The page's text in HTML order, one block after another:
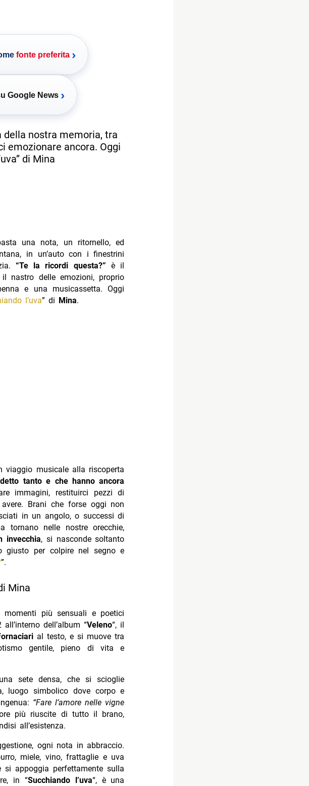
fonte preferita ›
Google News ›
della nostra memoria, tra
emozionare ancora. Oggi
di Mina
una nota, un ritornello, ed
in un’auto con i finestrini
“Te la ricordi questa?” è il
nastro delle emozioni, proprio
e una musicassetta. Oggi
l’uva” di Mina.
viaggio musicale alla riscoperta
tanto e che hanno ancora
immagini, restituirci pezzi di
Brani che forse oggi non
in un angolo, o successi di
nelle nostre orecchie,
invecchia, si nasconde soltanto
giusto per colpire nel segno e
”.
Mina
più sensuali e poetici
dell’album “Veleno“, il
al testo, e si muove tra
gentile, pieno di vita e
sete densa, che si scioglie
luogo simbolico dove corpo e
“Fare l’amore nelle vigne
più riuscite di tutto il brano,
all’esistenza.
ogni nota in abbraccio.
miele, vino, frattaglie e uva
appoggia perfettamente sulla
in “Succhiando l’uva“, è una